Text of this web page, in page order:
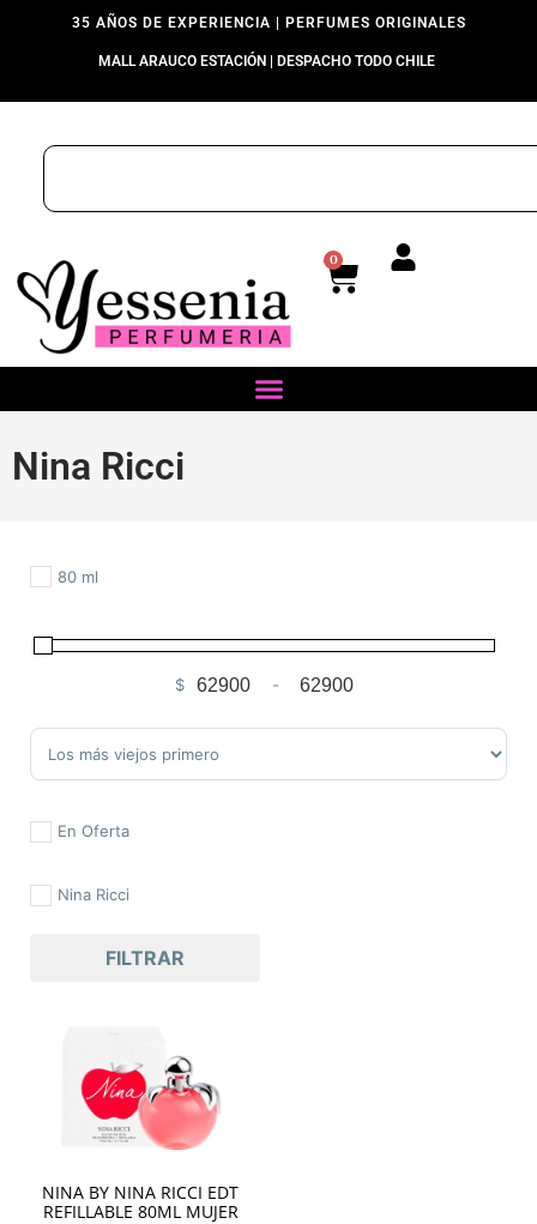
35 AÑOS DE EXPERIENCIA | PERFUMES ORIGINALES
MALL ARAUCO ESTACIÓN | DESPACHO TODO CHILE
0
Nina Ricci
80 ml
$ Minimum Price
-Maximum Price
Sort Products
En Oferta
Nina Ricci
FILTRAR
NINA BY NINA RICCI EDT
REFILLABLE 80ML MUJER